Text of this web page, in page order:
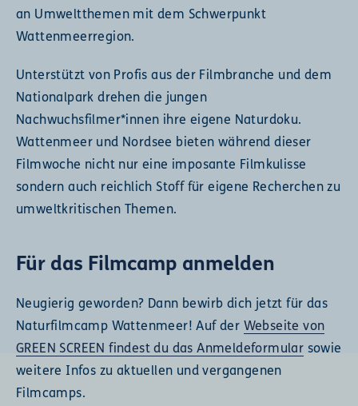
an Umweltthemen mit dem Schwerpunkt
Wattenmeerregion.
Unterstützt von Profis aus der Filmbranche und dem
Nationalpark drehen die jungen
Nachwuchsfilmer*innen ihre eigene Naturdoku.
Wattenmeer und Nordsee bieten während dieser
Filmwoche nicht nur eine imposante Filmkulisse
sondern auch reichlich Stoff für eigene Recherchen zu
umweltkritischen Themen.
Für das Filmcamp anmelden
Neugierig geworden? Dann bewirb dich jetzt für das
Naturfilmcamp Wattenmeer! Auf der Webseite von
GREEN SCREEN findest du das Anmeldeformular sowie
weitere Infos zu aktuellen und vergangenen
Filmcamps.